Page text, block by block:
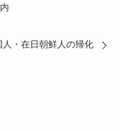
人・在日朝鮮人の帰化